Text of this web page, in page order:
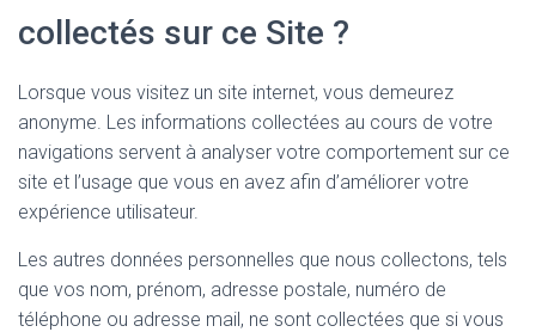
collectés sur ce Site ?
Lorsque vous visitez un site internet, vous demeurez
anonyme. Les informations collectées au cours de votre
navigations servent à analyser votre comportement sur ce
site et l’usage que vous en avez afin d’améliorer votre
expérience utilisateur.
Les autres données personnelles que nous collectons, tels
que vos nom, prénom, adresse postale, numéro de
téléphone ou adresse mail, ne sont collectées que si vous